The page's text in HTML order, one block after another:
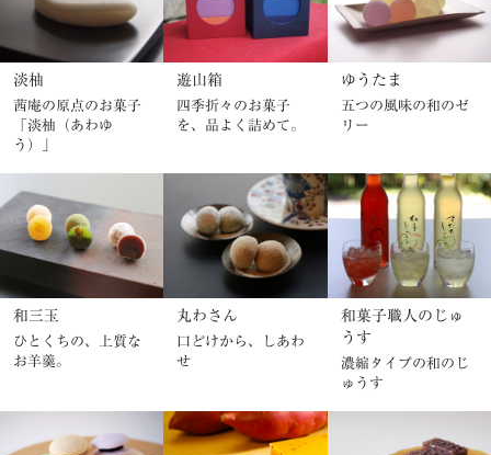
淡柚
茜庵の原点のお菓子
「淡柚（あわゆ
う）」
遊山箱
四季折々のお菓子
を、品よく詰めて。
ゆうたま
五つの風味の和のゼ
リー
和三玉
ひとくちの、上質な
お羊羹。
丸わさん
口どけから、しあわ
せ
和菓子職人のじゅ
うす
濃縮タイプの和のじ
ゅうす